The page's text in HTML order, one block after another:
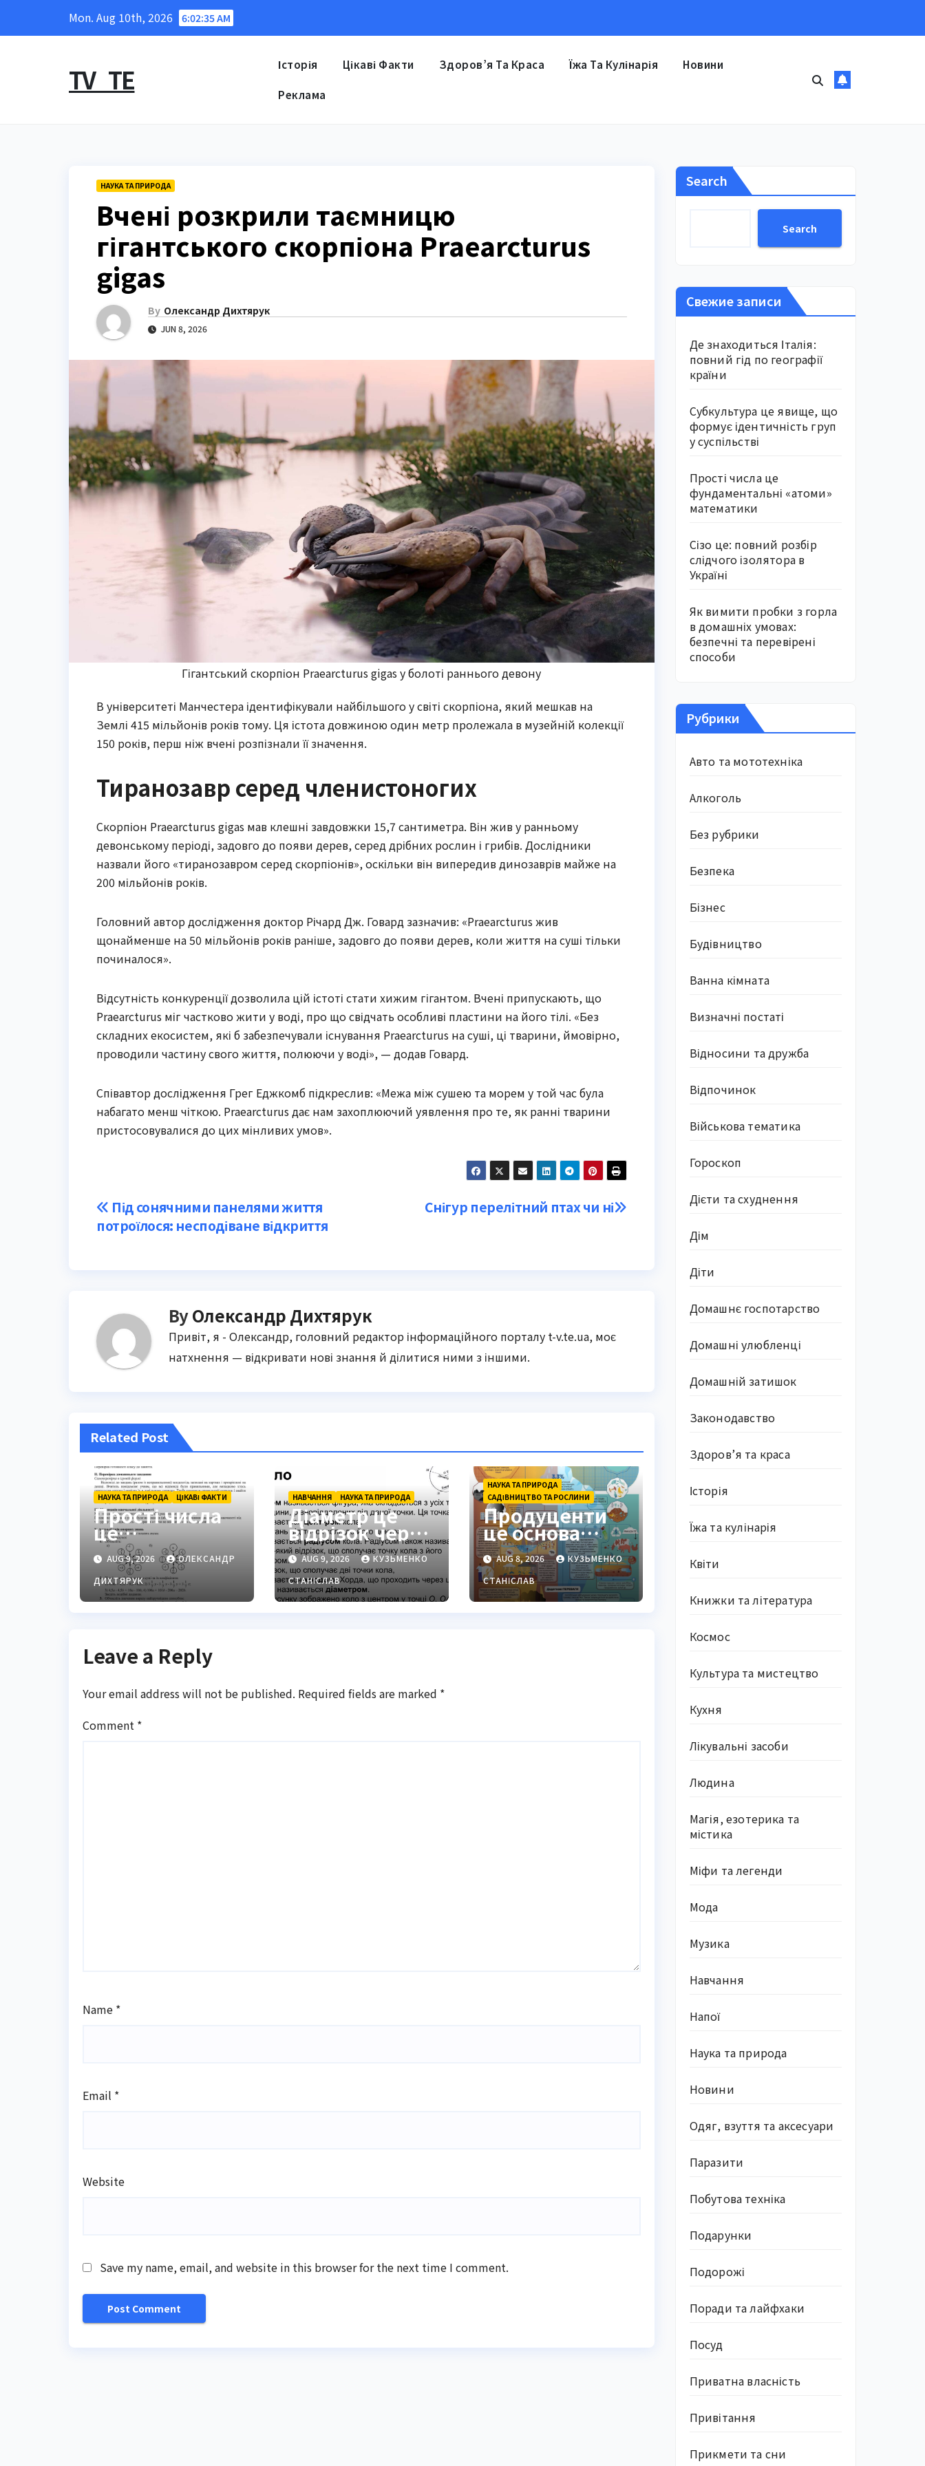
Mon. Aug 10th, 2026 6:02:36 AM
TV_TE Історія Цікаві Факти Здоров’я Та Краса Їжа Та Кулінарія Новини
Реклама
НАУКА ТА ПРИРОДА
Вчені розкрили таємницю
гігантського скорпіона Praearcturus
gigas
By Олександр Дихтярук
JUN 8, 2026
Гігантський скорпіон Praearcturus gigas у болоті раннього девону
В університеті Манчестера ідентифікували найбільшого у світі скорпіона, який мешкав на
Землі 415 мільйонів років тому. Ця істота довжиною один метр пролежала в музейній колекції
150 років, перш ніж вчені розпізнали її значення.
Тиранозавр серед членистоногих
Скорпіон Praearcturus gigas мав клешні завдовжки 15,7 сантиметра. Він жив у ранньому
девонському періоді, задовго до появи дерев, серед дрібних рослин і грибів. Дослідники
назвали його «тиранозавром серед скорпіонів», оскільки він випередив динозаврів майже на
200 мільйонів років.
Головний автор дослідження доктор Річард Дж. Говард зазначив: «Praearcturus жив
щонайменше на 50 мільйонів років раніше, задовго до появи дерев, коли життя на суші тільки
починалося».
Відсутність конкуренції дозволила цій істоті стати хижим гігантом. Вчені припускають, що
Praearcturus міг частково жити у воді, про що свідчать особливі пластини на його тілі. «Без
складних екосистем, які б забезпечували існування Praearcturus на суші, ці тварини, ймовірно,
проводили частину свого життя, полюючи у воді», — додав Говард.
Співавтор дослідження Грег Еджкомб підкреслив: «Межа між сушею та морем у той час була
набагато менш чіткою. Praearcturus дає нам захоплюючий уявлення про те, як ранні тварини
пристосовувалися до цих мінливих умов».
Post
navigation
Снігур перелітний птах чи ні
Під сонячними панелями життя
потроїлося: несподіване відкриття
ByОлександр Дихтярук
Привіт, я - Олександр, головний редактор інформаційного порталу t-v.te.ua, моє
натхнення — відкривати нові знання й ділитися ними з іншими.
Related Post
НАУКА ТА ПРИРОДА ЦІКАВІ ФАКТИ
Прості числа
це
фундаментал
ьні «атоми»
математики
AUG 9, 2026
ОЛЕКСАНДР
ДИХТЯРУК
НАВЧАННЯ НАУКА ТА ПРИРОДА
Діаметр це
відрізок через
центр кола
AUG 9, 2026
КУЗЬМЕНКО
СТАНІСЛАВ
НАУКА ТА ПРИРОДА
САДІВНИЦТВО ТА РОСЛИНИ
Продуценти
це основа
життя на
Землі: повний
гід
AUG 8, 2026
КУЗЬМЕНКО
СТАНІСЛАВ
Leave a Reply
Your email address will not be published. Required fields are marked *
Comment *
Name *
Email *
Website
Save my name, email, and website in this browser for the next time I comment.
Search
Search
Свежие записи
Де знаходиться Італія:
повний гід по географії
країни
Субкультура це явище, що
формує ідентичність груп
у суспільстві
Прості числа це
фундаментальні «атоми»
математики
Сізо це: повний розбір
слідчого ізолятора в
Україні
Як вимити пробки з горла
в домашніх умовах:
безпечні та перевірені
способи
Рубрики
Авто та мототехніка
Алкоголь
Без рубрики
Безпека
Бізнес
Будівництво
Ванна кімната
Визначні постаті
Відносини та дружба
Відпочинок
Військова тематика
Гороскоп
Дієти та схуднення
Дім
Діти
Домашнє госпотарство
Домашні улюбленці
Домашній затишок
Законодавство
Здоров’я та краса
Історія
Їжа та кулінарія
Квіти
Книжки та література
Космос
Культура та мистецтво
Кухня
Лікувальні засоби
Людина
Магія, езотерика та
містика
Міфи та легенди
Мода
Музика
Навчання
Напої
Наука та природа
Новини
Одяг, взуття та аксесуари
Паразити
Побутова техніка
Подарунки
Подорожі
Поради та лайфхаки
Посуд
Приватна власність
Привітання
Прикмети та сни